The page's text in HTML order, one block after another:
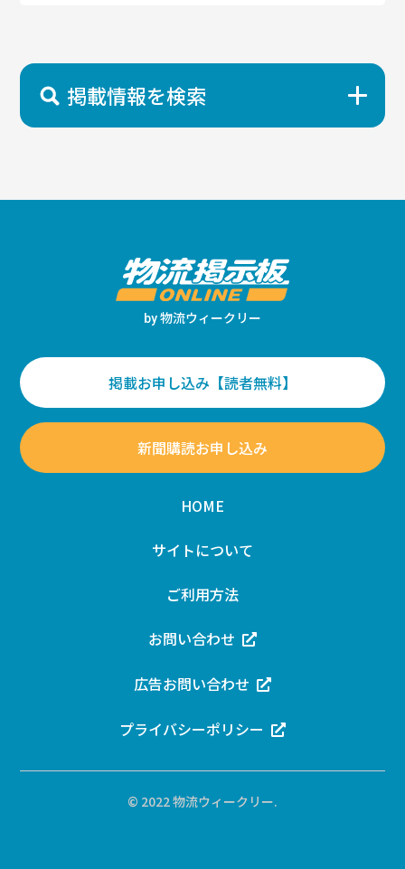
掲載情報を検索
by物流ウィークリー
掲載お申し込み【読者無料】
新聞購読お申し込み
HOME
サイトについて
ご利用方法
お問い合わせ
広告お問い合わせ
プライバシーポリシー
© 2022 物流ウィークリー.